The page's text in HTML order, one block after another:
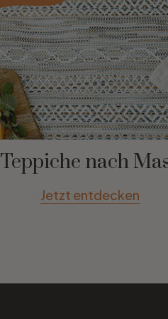
Teppiche nach
Jetzt entdecken